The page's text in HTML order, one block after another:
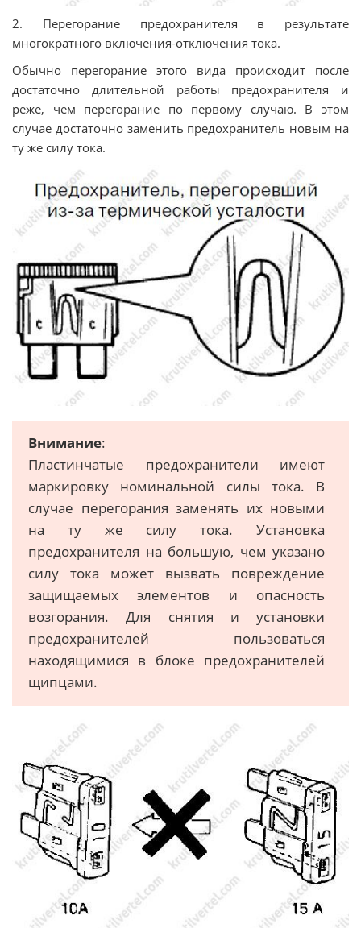
2. Перегорание предохранителя в результате
многократного включения-отключения тока.
Обычно перегорание этого вида происходит после
достаточно длительной работы предохранителя и
реже, чем перегорание по первому случаю. В этом
случае достаточно заменить предохранитель новым на
ту же силу тока.
Внимание:
Пластинчатые предохранители имеют
маркировку номинальной силы тока. В
случае перегорания заменять их новыми
на ту же силу тока. Установка
предохранителя на большую, чем указано
силу тока может вызвать повреждение
защищаемых элементов и опасность
возгорания. Для снятия и установки
предохранителей пользоваться
находящимися в блоке предохранителей
щипцами.